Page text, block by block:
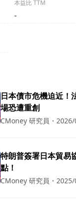
本益比 TTM
-
日本債市危機迫近！
場恐遭重創
CMoney 研究員 ・
特朗普簽署日本貿易
點！
CMoney 研究員 ・2025/